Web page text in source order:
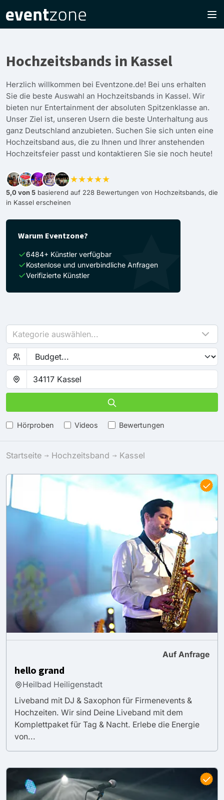
Hochzeitsbands in Kassel
Herzlich willkommen bei Eventzone.de! Bei uns erhalten
Sie die beste Auswahl an Hochzeitsbands in Kassel. Wir
bieten nur Entertainment der absoluten Spitzenklasse an.
Unser Ziel ist, unseren Usern die beste Unterhaltung aus
ganz Deutschland anzubieten. Suchen Sie sich unten eine
Hochzeitsband aus, die zu Ihnen und Ihrer anstehenden
Hochzeitsfeier passt und kontaktieren Sie sie noch heute!
★★★★★
5,0 von 5 basierend auf 228 Bewertungen von Hochzeitsbands, die
in Kassel erscheinen
Warum Eventzone?
6484+ Künstler verfügbar
Kostenlose und unverbindliche Anfragen
Verifizierte Künstler
Kategorie auswählen...
Hörproben Videos Bewertungen
Startseite Hochzeitsband Kassel
Auf Anfrage
hello grand
Heilbad Heiligenstadt
Liveband mit DJ & Saxophon für Firmenevents &
Hochzeiten. Wir sind Deine Liveband mit dem
Komplettpaket für Tag & Nacht. Erlebe die Energie
von...